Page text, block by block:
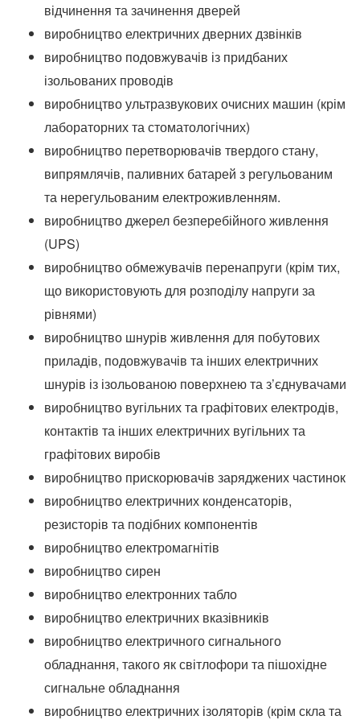
відчинення та зачинення дверей
виробництво електричних дверних дзвінків
виробництво подовжувачів із придбаних
ізольованих проводів
виробництво ультразвукових очисних машин (крім
лабораторних та стоматологічних)
виробництво перетворювачів твердого стану,
випрямлячів, паливних батарей з регульованим
та нерегульованим електроживленням.
виробництво джерел безперебійного живлення
(UPS)
виробництво обмежувачів перенапруги (крім тих,
що використовують для розподілу напруги за
рівнями)
виробництво шнурів живлення для побутових
приладів, подовжувачів та інших електричних
шнурів із ізольованою поверхнею та з’єднувачами
виробництво вугільних та графітових електродів,
контактів та інших електричних вугільних та
графітових виробів
виробництво прискорювачів заряджених частинок
виробництво електричних конденсаторів,
резисторів та подібних компонентів
виробництво електромагнітів
виробництво сирен
виробництво електронних табло
виробництво електричних вказівників
виробництво електричного сигнального
обладнання, такого як світлофори та пішохідне
сигнальне обладнання
виробництво електричних ізоляторів (крім скла та